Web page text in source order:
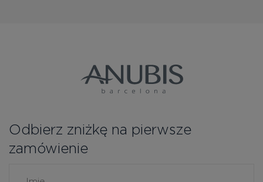
Odbierz zniżkę na pierwsze
zamówienie